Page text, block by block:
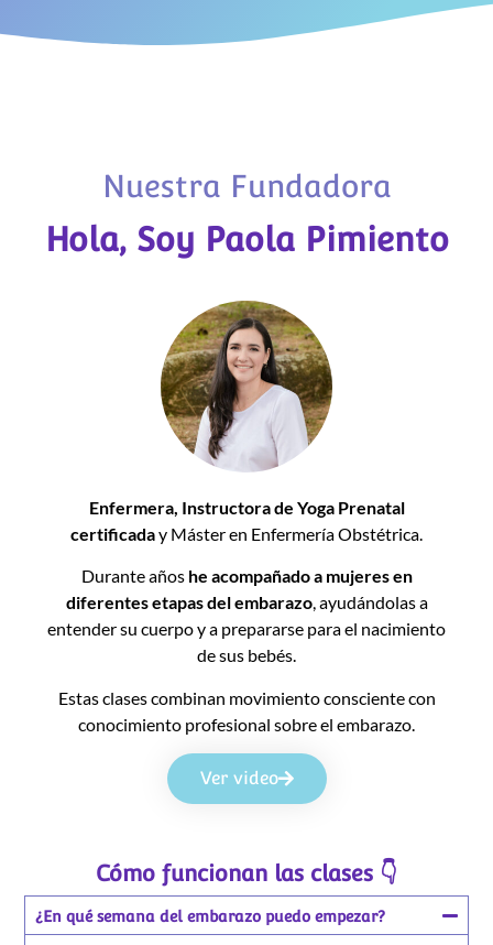
Nuestra Fundadora
Hola, Soy Paola Pimiento
Enfermera, Instructora de Yoga Prenatal
certificaday Máster en Enfermería Obstétrica.
Durante años he acompañado a mujeres en
diferentes etapas del embarazo, ayudándolas a
entender su cuerpo y a prepararse para el nacimiento
de sus bebés.
Estas clases combinan movimiento consciente con
conocimiento profesional sobre el embarazo.
Ver video
Cómo funcionan las clases 👇
¿En qué semana del embarazo puedo empezar?